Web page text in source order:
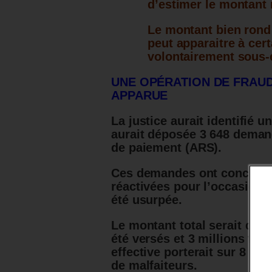
d’estimer le montant
Le montant bien
peut apparaitre à
volontairement
UNE OPÉRATION DE
APPARUE
La justice aurait identifié
aurait déposée 3 648
de paiement (ARS).
Ces demandes ont
réactivées pour
été usurpée.
Le montant total serait de
été versés et 3 millions
effective porterait sur 8
de malfaiteurs.